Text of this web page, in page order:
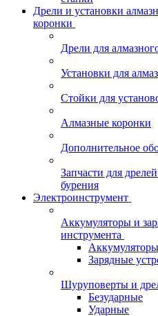
Дрели и установки
коронки
Дрели для
Установки для
Стойки для
Алмазные коронки
Дополнительное
Запчасти для
бурения
Электроинструмент
Аккумуляторы и
инструмента
Аккумуляторы
Зарядные
Шуруповерты и
Безударные
Ударные